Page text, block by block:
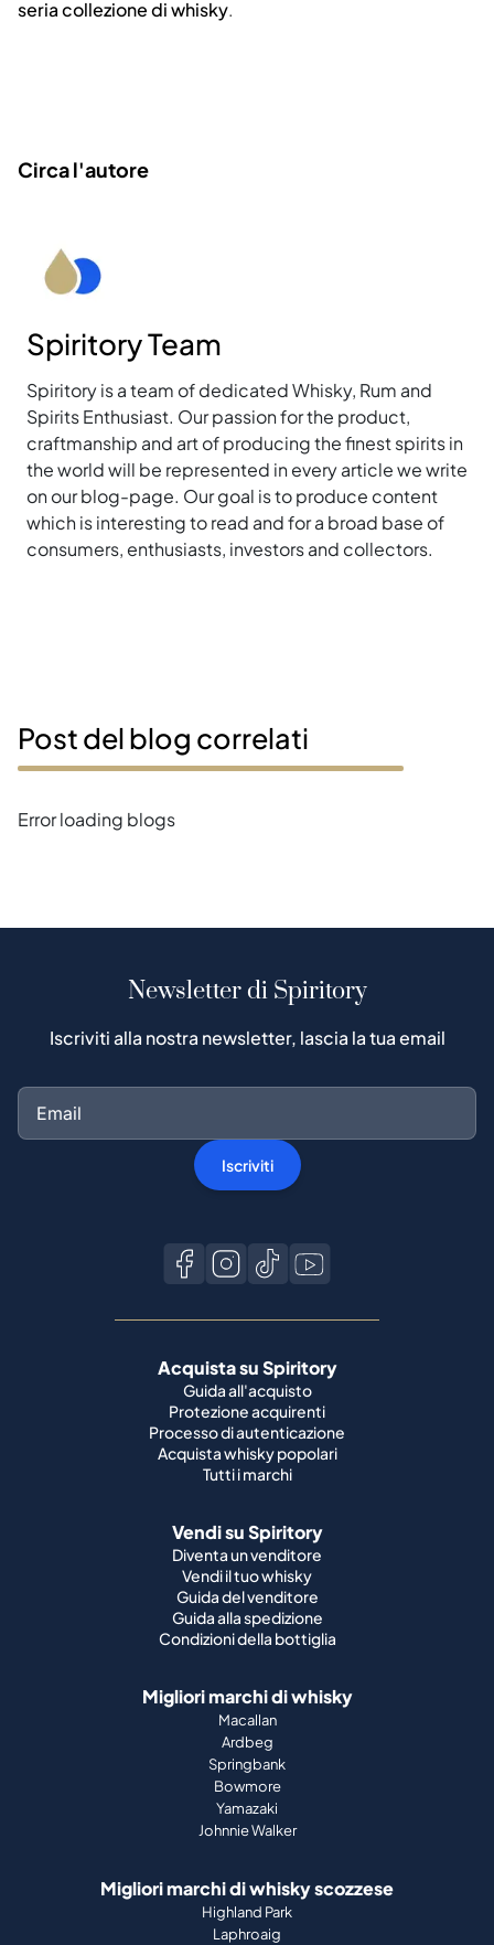
seria collezione di whisky.
Circa l'autore
Spiritory Team
Spiritory is a team of dedicated Whisky, Rum and
Spirits Enthusiast. Our passion for the product,
craftmanship and art of producing the finest spirits in
the world will be represented in every article we write
on our blog-page. Our goal is to produce content
which is interesting to read and for a broad base of
consumers, enthusiasts, investors and collectors.
Post del blog correlati
Error loading blogs
Newsletter di Spiritory
Iscriviti alla nostra newsletter, lascia la tua email
Iscriviti
Acquista su Spiritory
Guida all'acquisto
Protezione acquirenti
Processo di autenticazione
Acquista whisky popolari
Tutti i marchi
Vendi su Spiritory
Diventa un venditore
Vendi il tuo whisky
Guida del venditore
Guida alla spedizione
Condizioni della bottiglia
Migliori marchi di whisky
Macallan
Ardbeg
Springbank
Bowmore
Yamazaki
Johnnie Walker
Migliori marchi di whisky scozzese
Highland Park
Laphroaig